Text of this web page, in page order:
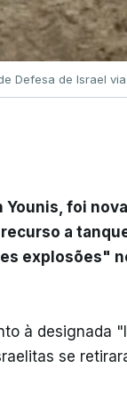
Defesa de Israel via
Younis, foi
a
explosões"
à designada
se